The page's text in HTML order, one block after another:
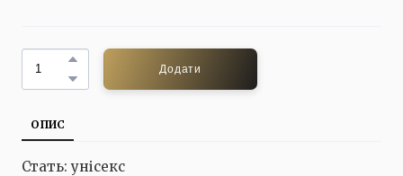
Додати
ОПИС
Стать: унісекс